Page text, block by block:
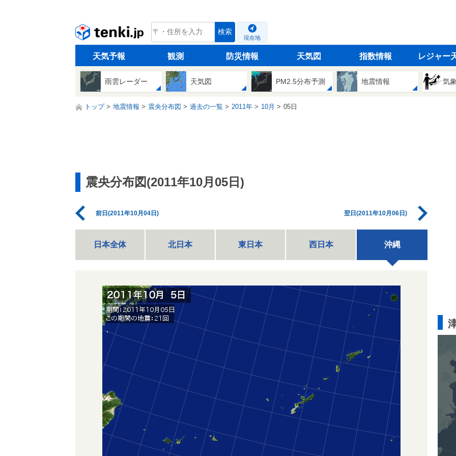
tenki.jp 検索
現在地
天気予報 観測 防災情報 天気図 指数情報 レジャー
雨雲レーダー 天気図 PM2.5分布予測 地震情報 気
トップ 地震情報 震央分布図 過去の一覧 2011年 10月 05日
震央分布図(2011年10月05日)
前日(2011年10月04日) 翌日(2011年10月06日)
日本全体 北日本 東日本 西日本 沖縄